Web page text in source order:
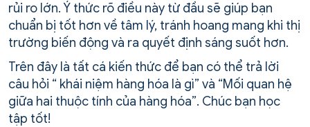
rủi ro lớn. Ý thức rõ điều này từ đầu sẽ giúp bạn
chuẩn bị tốt hơn về tâm lý, tránh hoang mang khi thị
trường biến động và ra quyết định sáng suốt hơn.
Trên đây là tất cá kiến thức để bạn có thể trả lời
câu hỏi “ khái niệm hàng hóa là gì” và “Mối quan hệ
giữa hai thuộc tính của hàng hóa”. Chúc bạn học
tập tốt!